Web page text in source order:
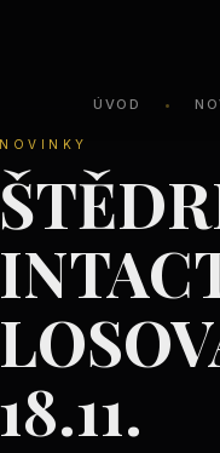
ÚVOD •
NOVINKY
18.11.